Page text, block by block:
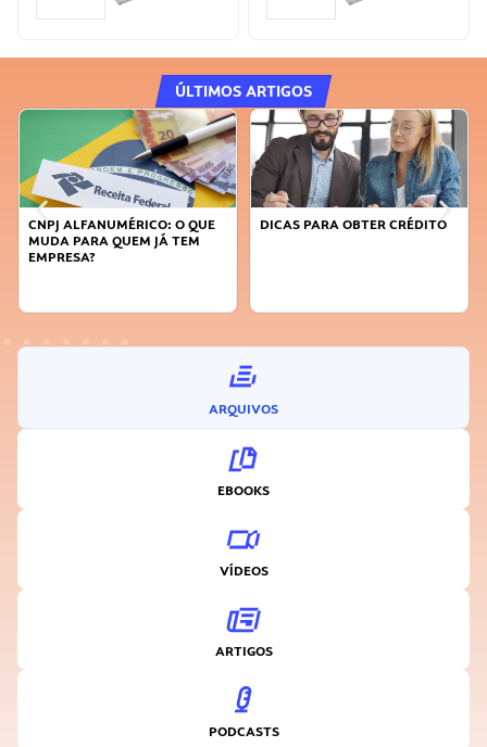
ÚLTIMOS ARTIGOS
DICAS PARA OBTER CRÉDITO
FAÇA A DIFERENÇA: SEJA
ARQUIVOS
EBOOKS
VÍDEOS
ARTIGOS
PODCASTS